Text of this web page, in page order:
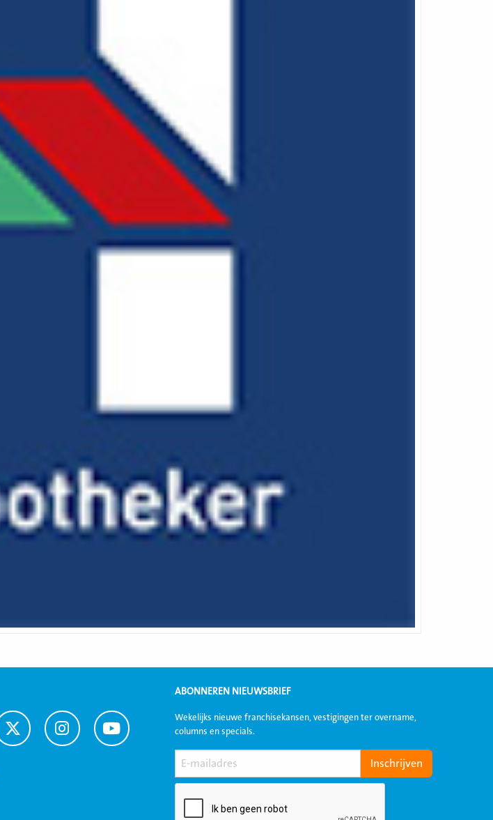
Ga
naar
Ga
naar
Ga
naar
ABONNEREN NIEUWSBRIEF
Wekelijks nieuwe franchisekansen, vestigingen ter overname,
columns en specials.